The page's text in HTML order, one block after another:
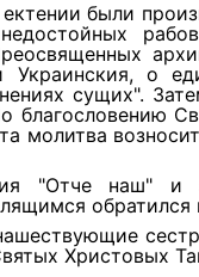
были
Украинския, о
сущих".
благословению
молитва
"Отче наш" и
Христовых